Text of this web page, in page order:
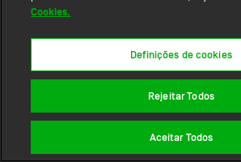
Cookies.
Definições de cookies
Rejeitar Todos
Aceitar Todos